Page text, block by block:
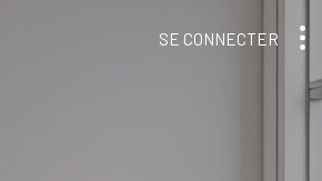
SE CONNECTER